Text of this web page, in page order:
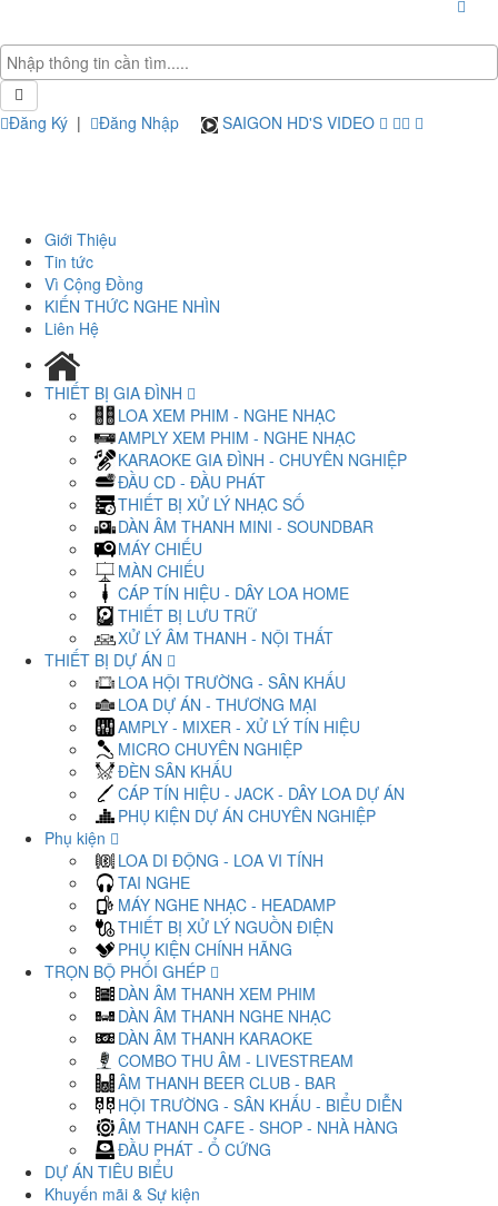
Đăng Ký | Đăng Nhập SAIGON HD'S VIDEO
Giới Thiệu
Tin tức
Vì Cộng Đồng
KIẾN THỨC NGHE NHÌN
Liên Hệ
THIẾT BỊ GIA ĐÌNH
LOA XEM PHIM - NGHE NHẠC
AMPLY XEM PHIM - NGHE NHẠC
KARAOKE GIA ĐÌNH - CHUYÊN NGHIỆP
ĐẦU CD - ĐẦU PHÁT
THIẾT BỊ XỬ LÝ NHẠC SỐ
DÀN ÂM THANH MINI - SOUNDBAR
MÁY CHIẾU
MÀN CHIẾU
CÁP TÍN HIỆU - DÂY LOA HOME
THIẾT BỊ LƯU TRỮ
XỬ LÝ ÂM THANH - NỘI THẤT
THIẾT BỊ DỰ ÁN
LOA HỘI TRƯỜNG - SÂN KHẤU
LOA DỰ ÁN - THƯƠNG MẠI
AMPLY - MIXER - XỬ LÝ TÍN HIỆU
MICRO CHUYÊN NGHIỆP
ĐÈN SÂN KHẤU
CÁP TÍN HIỆU - JACK - DÂY LOA DỰ ÁN
PHỤ KIỆN DỰ ÁN CHUYÊN NGHIỆP
Phụ kiện
LOA DI ĐỘNG - LOA VI TÍNH
TAI NGHE
MÁY NGHE NHẠC - HEADAMP
THIẾT BỊ XỬ LÝ NGUỒN ĐIỆN
PHỤ KIỆN CHÍNH HÃNG
TRỌN BỘ PHỐI GHÉP
DÀN ÂM THANH XEM PHIM
DÀN ÂM THANH NGHE NHẠC
DÀN ÂM THANH KARAOKE
COMBO THU ÂM - LIVESTREAM
ÂM THANH BEER CLUB - BAR
HỘI TRƯỜNG - SÂN KHẤU - BIỂU DIỄN
ÂM THANH CAFE - SHOP - NHÀ HÀNG
ĐẦU PHÁT - Ổ CỨNG
DỰ ÁN TIÊU BIỂU
Khuyến mãi & Sự kiện